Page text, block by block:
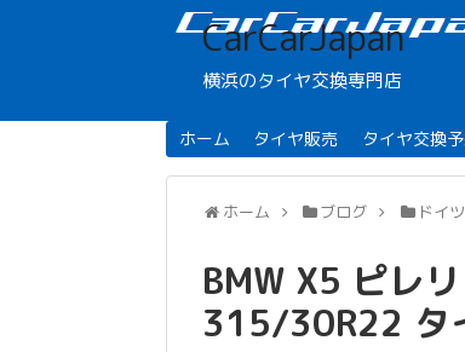
CarCarJapan
横浜のタイヤ交換専門店
ホーム タイヤ販売 タイヤ交換
ホーム ブログ ドイ
BMW X5 ピレ
315/30R22 タ